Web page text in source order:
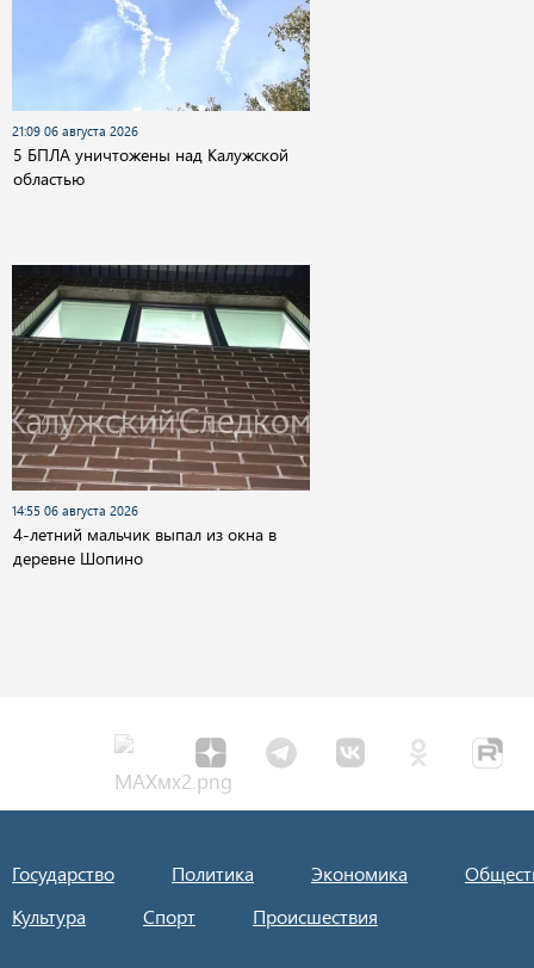
21:09 06 августа 2026
5 БПЛА уничтожены над Калужской
областью
14:55 06 августа 2026
4-летний мальчик выпал из окна в
деревне Шопино
Государство Политика Экономика
Культура
Спорт Происшествия